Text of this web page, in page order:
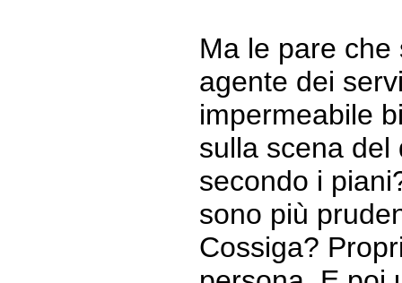
Ma le pare
agente dei
impermeabile
sulla scena del
secondo i
sono più
Cossiga?